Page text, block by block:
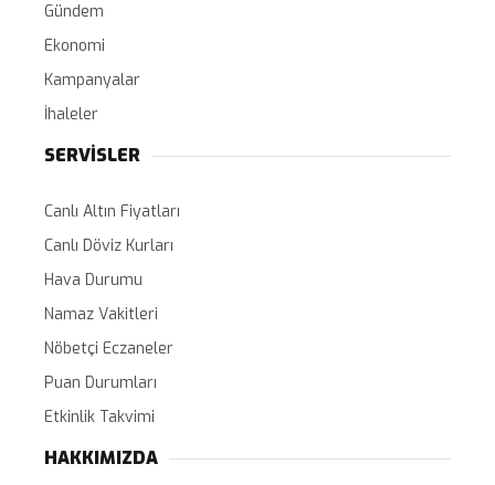
Gündem
Ekonomi
Kampanyalar
İhaleler
SERVİSLER
Canlı Altın Fiyatları
Canlı Döviz Kurları
Hava Durumu
Namaz Vakitleri
Nöbetçi Eczaneler
Puan Durumları
Etkinlik Takvimi
HAKKIMIZDA